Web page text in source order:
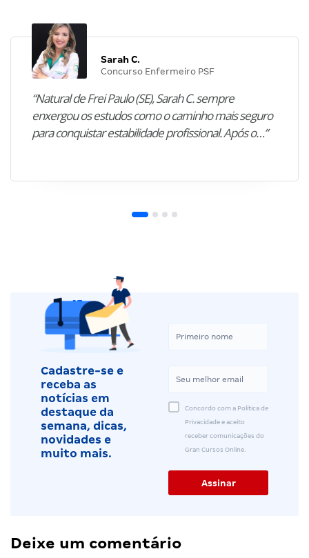
Sarah C.
Concurso Enfermeiro PSF
“Natural de Frei Paulo (SE), Sarah C. sempre
enxergou os estudos como o caminho mais seguro
para conquistar estabilidade profissional. Após o…”
Cadastre-se e
receba as
notícias em
destaque da
semana, dicas,
novidades e
muito mais.
Concordo com a Política de
Privacidade e aceito
receber comunicações do
Gran Cursos Online.
Deixe um comentário